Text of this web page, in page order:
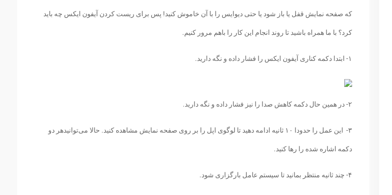
که صفحه نمایش قفل یا باز شود یا حتی دیوایس را با آن خاموش کنید! پس برای ریست کردن آيفون ایکس چه باید
کرد؟ با ما همراه باشید تا روند انجام این کار را باهم مرور کنیم.
۱- ابتدا دکمه کناری آيفون ایکس را فشار داده و نگه دارید.
۲- در همین حال دکمه کاهش صدا را نیز فشار داده و نگه دارید.
۳- این عمل را حدودا ۱۰ ثانیه ادامه دهید تا لوگوی اپل را بر روی صفحه نمایش مشاهده کنید. حالا می‌توانیدهر دو
دکمه اشاره شده را رها کنید.
۴- چند ثانیه منتظر بمانید تا سیستم عامل بارگزاری شود.